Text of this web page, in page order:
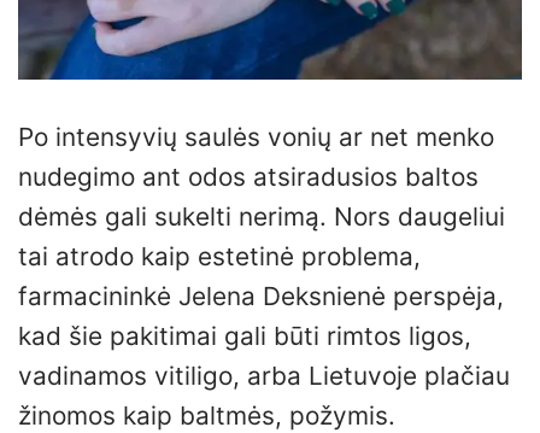
Po intensyvių saulės vonių ar net menko
nudegimo ant odos atsiradusios baltos
dėmės gali sukelti nerimą. Nors daugeliui
tai atrodo kaip estetinė problema,
farmacininkė Jelena Deksnienė perspėja,
kad šie pakitimai gali būti rimtos ligos,
vadinamos vitiligo, arba Lietuvoje plačiau
žinomos kaip baltmės, požymis.